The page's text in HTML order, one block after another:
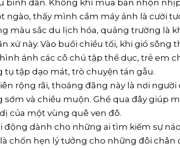
bình dân. Không khí mua bán nhộn
ngào, thấy mình cầm máy ảnh là cười
màu sắc du lịch hóa, quảng trường là
xứ này. Vào buổi chiều tối, khi gió sông
ảnh các cô chú tập thể dục, trẻ em
tụ tập dạo mát, trò chuyện tán gẫu.
rộng rãi, thoáng đãng này là nơi người
và chiều muộn. Ghé qua đây giúp
của một vùng quê ven đô.
động dành cho những ai tìm kiếm sự
chốn hẹn lý tưởng cho những đôi chân